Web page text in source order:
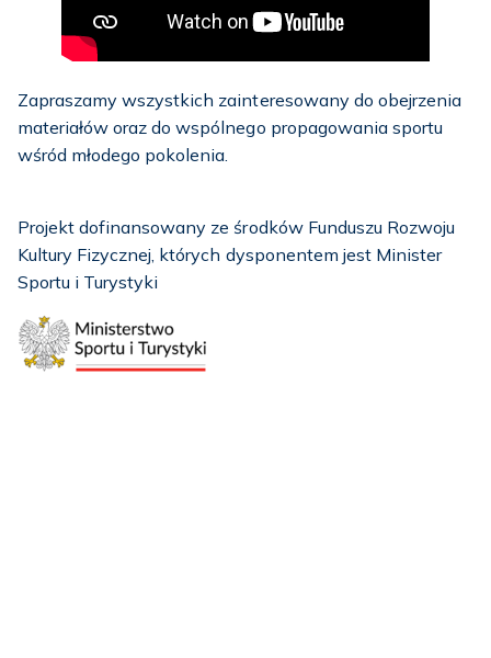
Zapraszamy wszystkich zainteresowany do obejrzenia
materiałów oraz do wspólnego propagowania sportu
wśród młodego pokolenia.
Projekt dofinansowany ze środków Funduszu Rozwoju
Kultury Fizycznej, których dysponentem jest Minister
Sportu i Turystyki